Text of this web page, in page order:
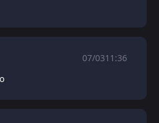
07/0311:36